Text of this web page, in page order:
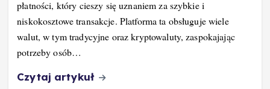
płatności, który cieszy się uznaniem za szybkie i
niskokosztowe transakcje. Platforma ta obsługuje wiele
walut, w tym tradycyjne oraz kryptowaluty, zaspokajając
potrzeby osób…
Czytaj artykuł